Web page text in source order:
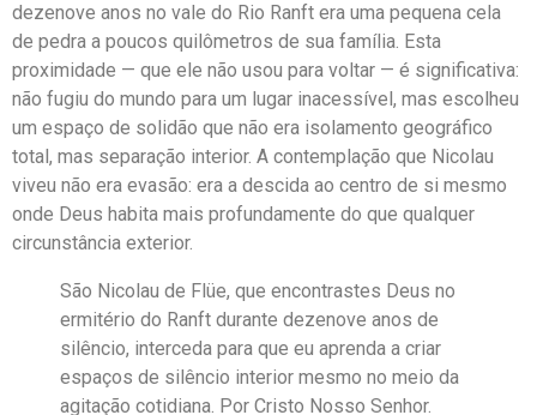
dezenove anos no vale do Rio Ranft era uma pequena cela
de pedra a poucos quilômetros de sua família. Esta
proximidade — que ele não usou para voltar — é significativa:
não fugiu do mundo para um lugar inacessível, mas escolheu
um espaço de solidão que não era isolamento geográfico
total, mas separação interior. A contemplação que Nicolau
viveu não era evasão: era a descida ao centro de si mesmo
onde Deus habita mais profundamente do que qualquer
circunstância exterior.
São Nicolau de Flüe, que encontrastes Deus no
ermitério do Ranft durante dezenove anos de
silêncio, interceda para que eu aprenda a criar
espaços de silêncio interior mesmo no meio da
agitação cotidiana. Por Cristo Nosso Senhor.